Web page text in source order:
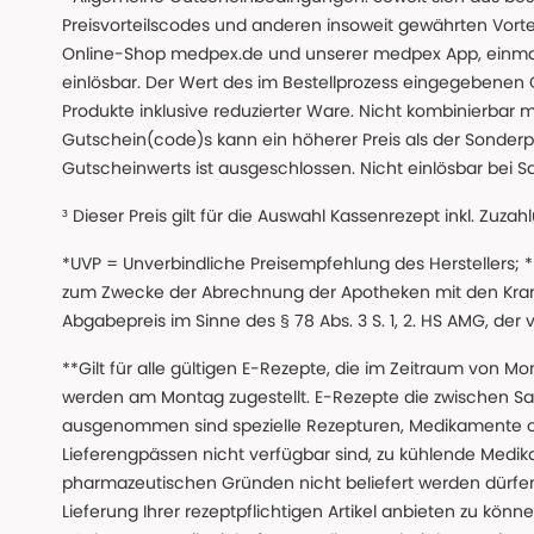
Preisvorteilscodes und anderen insoweit gewährten
Online-Shop medpex.de und unserer medpex App,
einlösbar. Der Wert des im Bestellprozess
Produkte inklusive reduzierter Ware. Nicht kombinierbar
Gutschein(code)s kann ein höherer Preis als der
Gutscheinwerts ist ausgeschlossen. Nicht einlösbar bei
³ Dieser Preis gilt für die Auswahl Kassenrezept inkl.
*UVP = Unverbindliche Preisempfehlung des
zum Zwecke der Abrechnung der Apotheken mit den
Abgabepreis im Sinne des § 78 Abs. 3 S. 1, 2. HS AMG,
**Gilt für alle gültigen E-Rezepte, die im Zeitraum von
werden am Montag zugestellt. E-Rezepte die zwischen
ausgenommen sind spezielle Rezepturen,
Lieferengpässen nicht verfügbar sind, zu kühlende
pharmazeutischen Gründen nicht beliefert werden
Lieferung Ihrer rezeptpflichtigen Artikel anbieten zu